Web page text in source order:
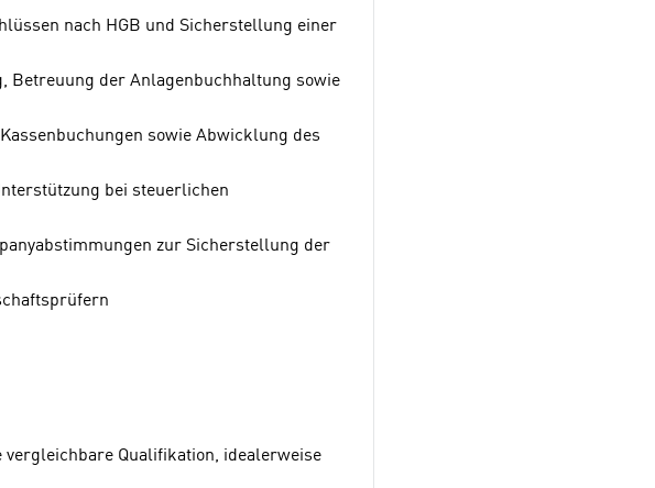
nach HGB und Sicherstellung einer
Betreuung der Anlagenbuchhaltung sowie
sowie Abwicklung des
bei steuerlichen
zur Sicherstellung der
Qualifikation, idealerweise